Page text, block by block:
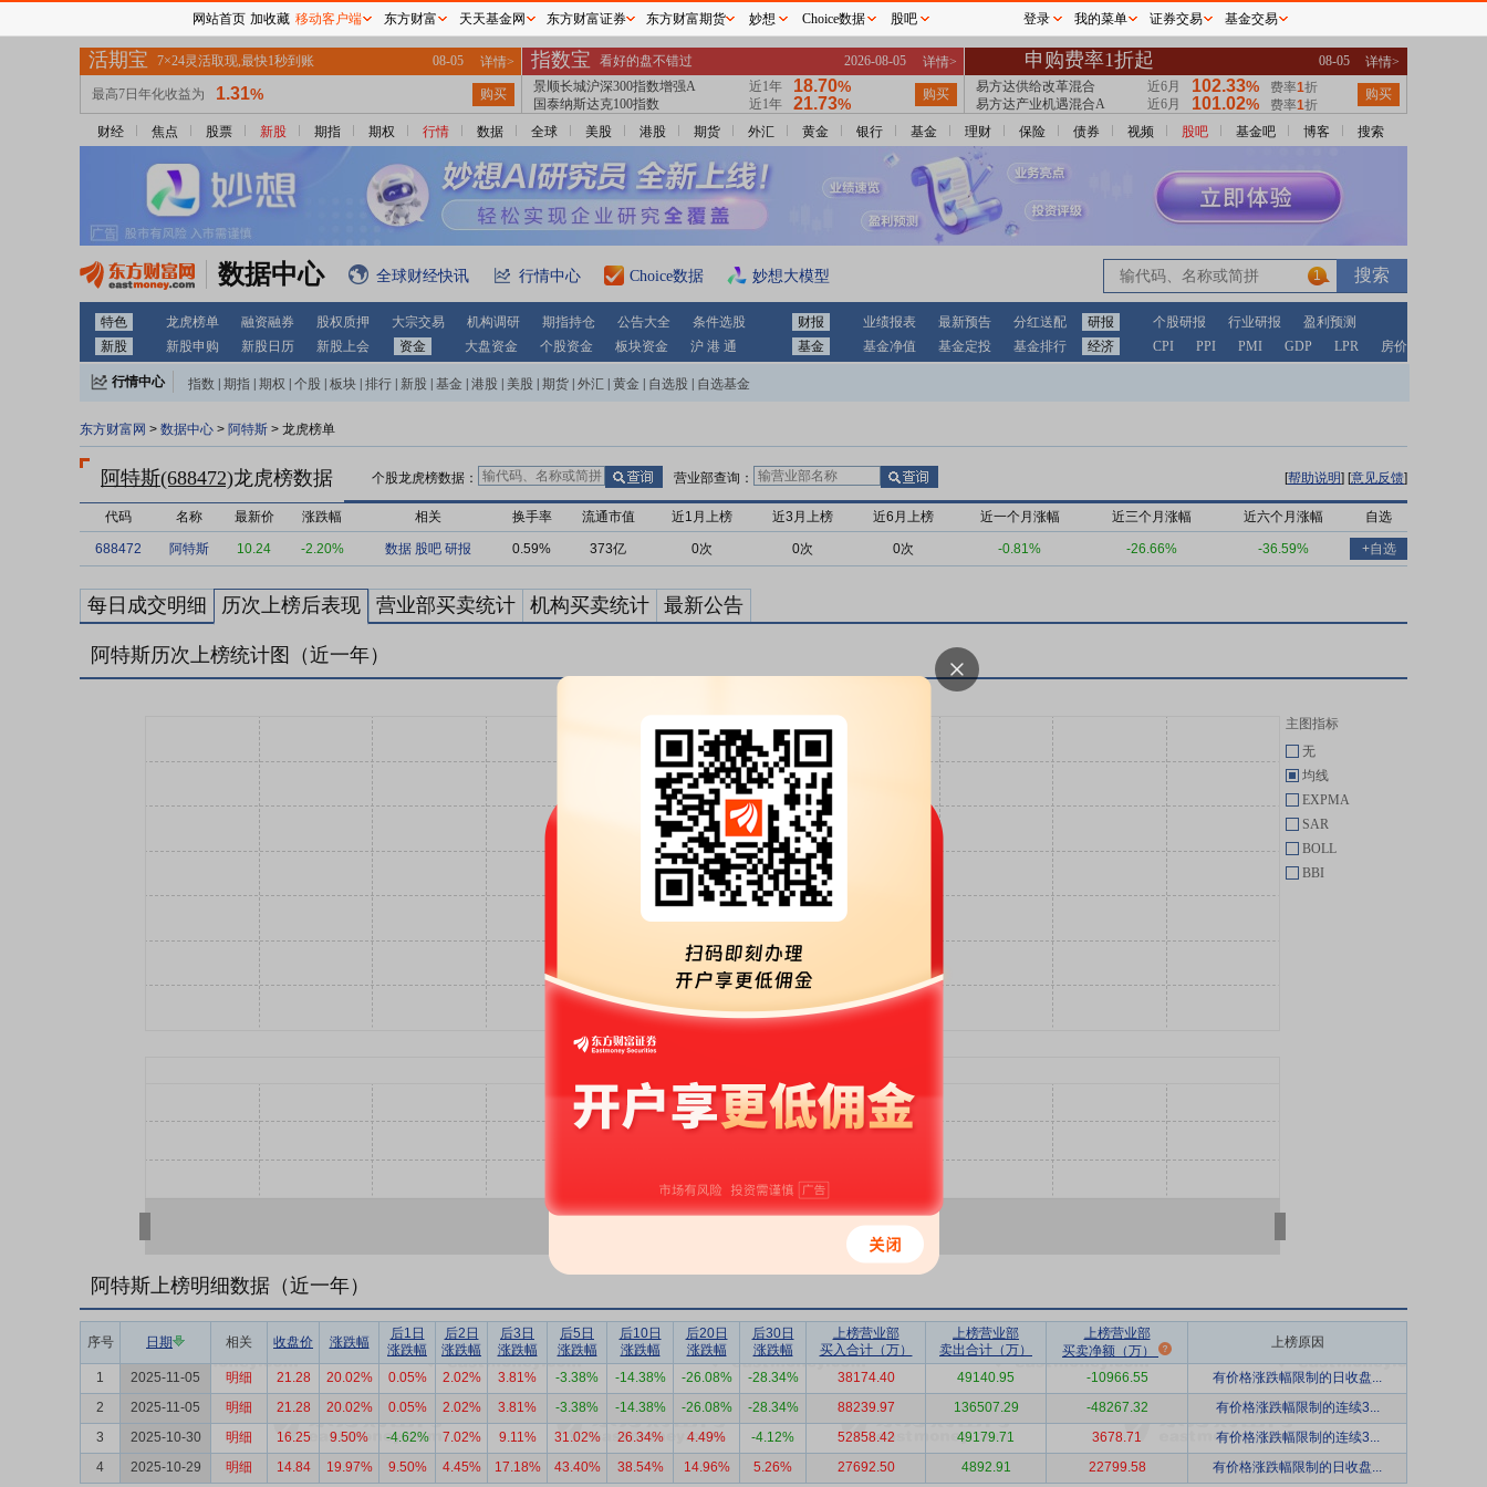
财经 焦点 股票 新股 期指 期权 行情 数据 全球 美股 港股 期货 外汇 黄金 银行 基金 理财 保险 债券 视频 股吧 基金吧 博客 搜索
数据中心 全球财经快讯 行情中心 Choice数据 妙想大模型 1
特色 龙虎榜单 融资融券 股权质押 大宗交易 机构调研 期指持仓 公告大全 条件选股 财报 业绩报表 最新预告 分红送配 研报 个股研报 行业研报
盈利预测
新股
新股申购 新股日历 新股上会 资金 大盘资金 个股资金 板块资金 沪 港 通 基金 基金净值 基金定投 基金排行 经济 CPI PPI PMI GDP LPR 房价
行情中心 指数 期指 期权 个股 板块 排行 新股 基金 港股 美股 期货 外汇 黄金 自选股 自选基金
东方财富网 > 数据中心 > 阿特斯 > 龙虎榜单
阿特斯(688472)龙虎榜数据 个股龙虎榜数据： 营业部查询： [帮助说明] [意见反馈]
代码 名称 最新价 涨跌幅 相关 换手率 流通市值 近1月上榜 近3月上榜 近6月上榜 近一个月涨幅 近三个月涨幅 近六个月涨幅 自选
688472 阿特斯 10.24 -2.20% 数据 股吧 研报 0.59% 373亿 0次 0次 0次 -0.81% -26.66% -36.59% +自选
每日成交明细 历次上榜后表现 营业部买卖统计 机构买卖统计 最新公告
阿特斯历次上榜统计图（近一年）
主图指标
无
均线
EXPMA
SAR
BOLL
BBI
阿特斯上榜明细数据（近一年）
序号 日期 相关 收盘价 涨跌幅
后1日
涨跌幅
后2日
涨跌幅
后3日
涨跌幅
后5日
涨跌幅
后10日
涨跌幅
后20日
涨跌幅
后30日
涨跌幅
上榜营业部
买入合计（万）
上榜营业部
卖出合计（万）
上榜营业部
买卖净额（万）
上榜原因
1 2025-11-05 明细 21.28 20.02% 0.05% 2.02% 3.81% -3.38% -14.38% -26.08% -28.34% 38174.40 49140.95 -10966.55
有价格涨跌幅限制的日收盘...
2
2025-11-05 明细 21.28 20.02% 0.05% 2.02% 3.81% -3.38% -14.38% -26.08% -28.34% 88239.97 136507.29 -48267.32
有价格涨跌幅限制的连续3...
3
2025-10-30 明细 16.25 9.50% -4.62% 7.02% 9.11% 31.02% 26.34% 4.49% -4.12% 52858.42 49179.71 3678.71
有价格涨跌幅限制的连续3...
4
2025-10-29 明细 14.84 19.97% 9.50% 4.45% 17.18% 43.40% 38.54% 14.96% 5.26% 27692.50 4892.91 22799.58 有价格涨跌幅限制的日收盘...
网站首页 加收藏 移动客户端 东方财富 天天基金网 东方财富证券 东方财富期货 妙想 Choice数据 股吧 登录 我的菜单 证券交易 基金交易